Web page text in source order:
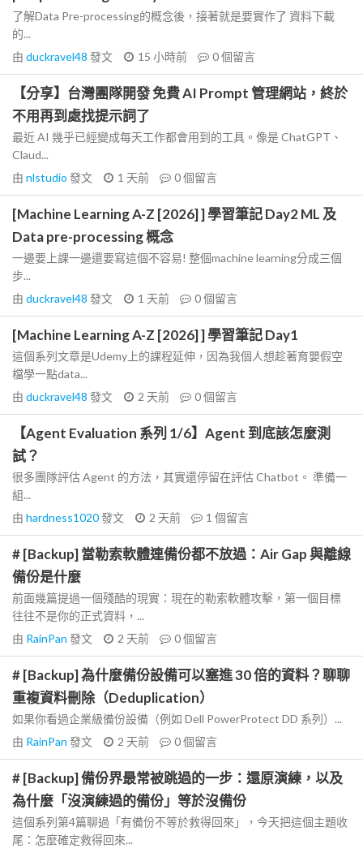
了解Data Pre-processing的概念後，接著就是要實作了 資料下載
的...
由 duckravel48 發文 15 小時前 0個留言
【分享】台灣團隊開發 免費 AI Prompt 管理網站，終於
不用再到處找提示詞了
最近 AI 幾乎已經變成每天工作都會用到的工具。像是 ChatGPT、
Claud...
由 nlstudio 發文 1 天前 0個留言
[Machine Learning A-Z [2026] ] 學習筆記 Day2 ML 及
Data pre-processing 概念
一邊要上課一邊還要寫這個不容易! 整個machine learning分成三個
步...
由 duckravel48 發文 1 天前 0個留言
[Machine Learning A-Z [2026] ] 學習筆記 Day1
這個系列文章是Udemy上的課程延伸，因為我個人想趁著育嬰假空
檔學一點data...
由 duckravel48 發文 2 天前 0個留言
【Agent Evaluation 系列 1/6】Agent 到底該怎麼測
試？
很多團隊評估 Agent 的方法，其實還停留在評估 Chatbot。 準備一
組...
由 hardness1020發文 2 天前 1 個留言
# [Backup] 當勒索軟體連備份都不放過：Air Gap 與離線
備份是什麼
前面幾篇提過一個殘酷的現實：現在的勒索軟體攻擊，第一個目標
往往不是你的正式資料，...
由 RainPan 發文 2 天前 0個留言
# [Backup] 為什麼備份設備可以塞進 30 倍的資料？聊聊
重複資料刪除（Deduplication）
如果你看過企業級備份設備（例如 Dell PowerProtect DD 系列）...
由 RainPan 發文 2 天前 0個留言
# [Backup] 備份界最常被跳過的一步：還原演練，以及
為什麼「沒演練過的備份」等於沒備份
這個系列第4篇聊過「有備份不等於救得回來」，今天把這個主題收
尾：怎麼確定救得回來...